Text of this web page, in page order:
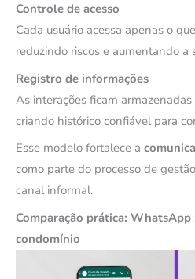
Controle de acesso
Cada usuário acessa apenas o
reduzindo riscos e aumentando a
Registro de informações
As interações ficam
criando histórico confiável para
Esse modelo fortalece a
como parte do processo de
canal informal.
Comparação prática:
condomínio